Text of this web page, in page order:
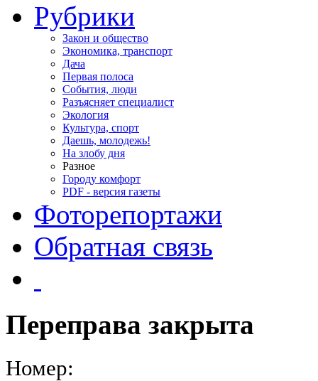
Рубрики
Закон и общество
Экономика, транспорт
Дача
Первая полоса
События, люди
Разъясняет специалист
Экология
Культура, спорт
Даешь, молодежь!
На злобу дня
Разное
Городу комфорт
PDF - версия газеты
Фоторепортажи
Обратная связь
Переправа закрыта
Номер: